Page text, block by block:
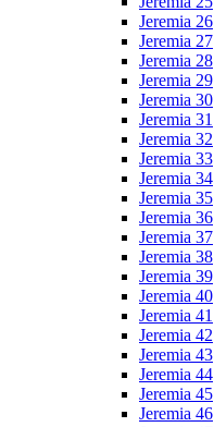
Jeremia 26
Jeremia 27
Jeremia 28
Jeremia 29
Jeremia 30
Jeremia 31
Jeremia 32
Jeremia 33
Jeremia 34
Jeremia 35
Jeremia 36
Jeremia 37
Jeremia 38
Jeremia 39
Jeremia 40
Jeremia 41
Jeremia 42
Jeremia 43
Jeremia 44
Jeremia 45
Jeremia 46